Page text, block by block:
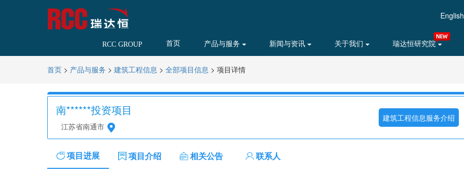
English
RCC GROUP 首页 产品与服务 新闻与资讯 关于我们 瑞达恒研究院
首页 > 产品与服务 > 建筑工程信息 > 全部项目信息 > 项目详情
南******投资项目
江苏省南通市
建筑工程信息服务介绍
项目进展 项目介绍 相关公告 联系人